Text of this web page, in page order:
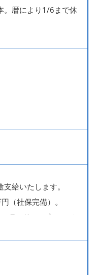
。暦により1/6まで休
給いたします。
（社保完備）。
月で終わる方もいま
業手当（月65時間